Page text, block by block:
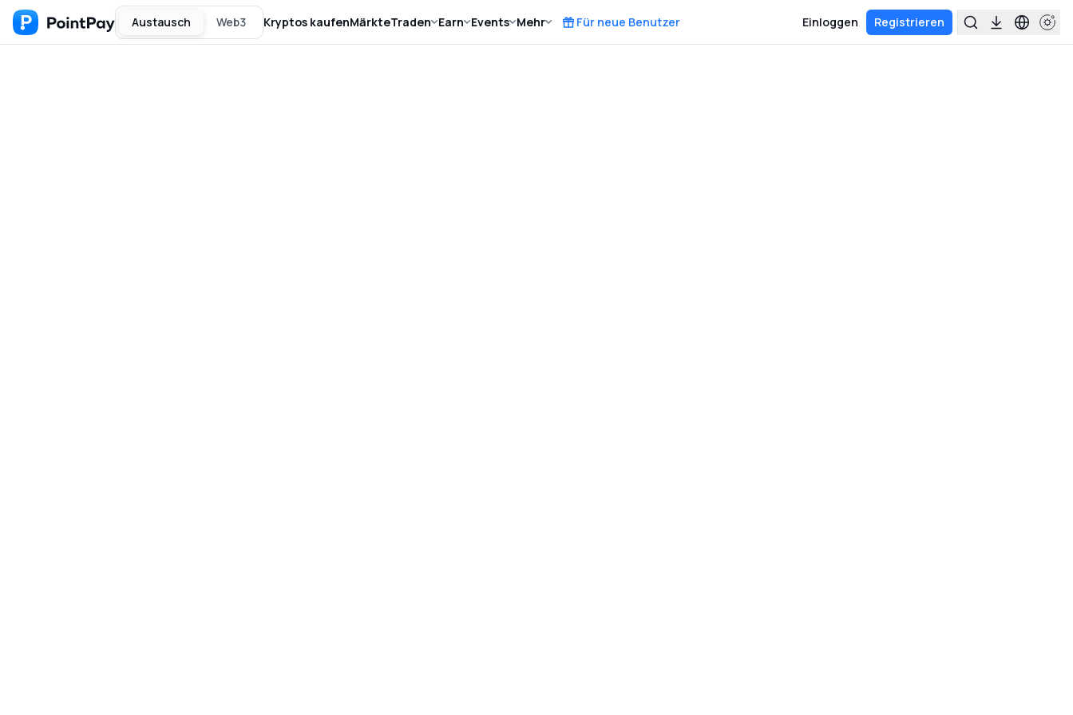
Austausch Web3 Kryptos kaufenMärkteTraden Earn Events Mehr Für neue Benutzer Einloggen Registrieren